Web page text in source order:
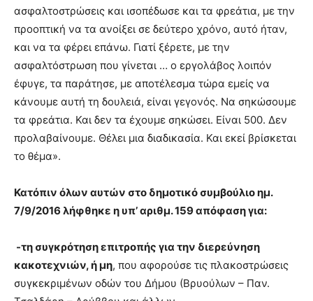
ασφαλτοστρώσεις και ισοπέδωσε και τα φρεάτια, με την
προοπτική να τα ανοίξει σε δεύτερο χρόνο, αυτό ήταν,
και να τα φέρει επάνω. Γιατί ξέρετε, με την
ασφαλτόστρωση που γίνεται … ο εργολάβος λοιπόν
έφυγε, τα παράτησε, με αποτέλεσμα τώρα εμείς να
κάνουμε αυτή τη δουλειά, είναι γεγονός. Να σηκώσουμε
τα φρεάτια. Και δεν τα έχουμε σηκώσει. Είναι 500. Δεν
προλαβαίνουμε. Θέλει μια διαδικασία. Και εκεί βρίσκεται
το θέμα».
Κατόπιν όλων αυτών στο δημοτικό συμβούλιο ημ.
7/9/2016 λήφθηκε η υπ’ αριθμ. 159 απόφαση για:
-τη συγκρότηση επιτροπής για την διερεύνηση
κακοτεχνιών, ή μη, που αφορούσε τις πλακοστρώσεις
συγκεκριμένων οδών του Δήμου (Βρυούλων – Παν.